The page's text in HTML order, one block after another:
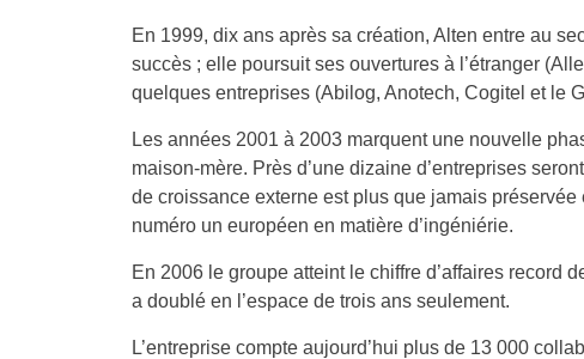
En 1999, dix ans après sa création, Alten entre au
succès ; elle poursuit ses ouvertures à l’étranger
quelques entreprises (Abilog, Anotech, Cogitel et le
Les années 2001 à 2003 marquent une nouvelle
maison-mère. Près d’une dizaine d’entreprises
de croissance externe est plus que jamais
numéro un européen en matière d’ingéniérie.
En 2006 le groupe atteint le chiffre d’affaires record
a doublé en l’espace de trois ans seulement.
L’entreprise compte aujourd’hui plus de 13 000